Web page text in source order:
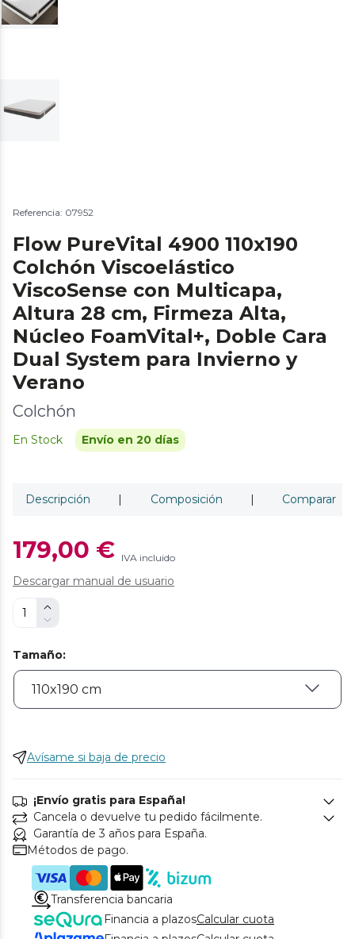
Referencia: 07952
Flow PureVital 4900 110x190
Colchón Viscoelástico
ViscoSense con Multicapa,
Altura 28 cm, Firmeza Alta,
Núcleo FoamVital+, Doble Cara
Dual System para Invierno y
Verano
Colchón
En Stock Envío en 20 días
Descripción | Composición | Comparar
179,00 € IVA incluido
Descargar manual de usuario
Tamaño:
Avísame si baja de precio
¡Envío gratis para España!
Cancela o devuelve tu pedido fácilmente.
Garantía de 3 años para España.
Métodos de pago.
Transferencia bancaria
Financia a plazosCalcular cuota